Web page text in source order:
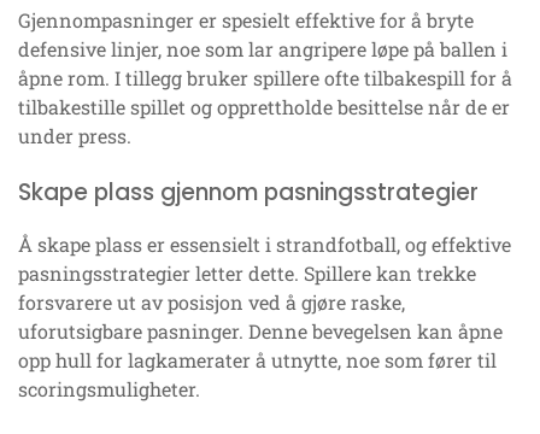
Gjennompasninger er spesielt effektive for å bryte
defensive linjer, noe som lar angripere løpe på ballen i
åpne rom. I tillegg bruker spillere ofte tilbakespill for å
tilbakestille spillet og opprettholde besittelse når de er
under press.
Skape plass gjennom pasningsstrategier
Å skape plass er essensielt i strandfotball, og effektive
pasningsstrategier letter dette. Spillere kan trekke
forsvarere ut av posisjon ved å gjøre raske,
uforutsigbare pasninger. Denne bevegelsen kan åpne
opp hull for lagkamerater å utnytte, noe som fører til
scoringsmuligheter.